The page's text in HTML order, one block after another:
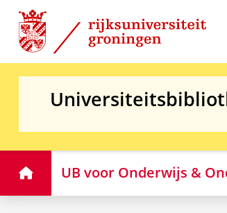
Skip
Content
Skip
Navigation
HomeUB voor Onderwijs &